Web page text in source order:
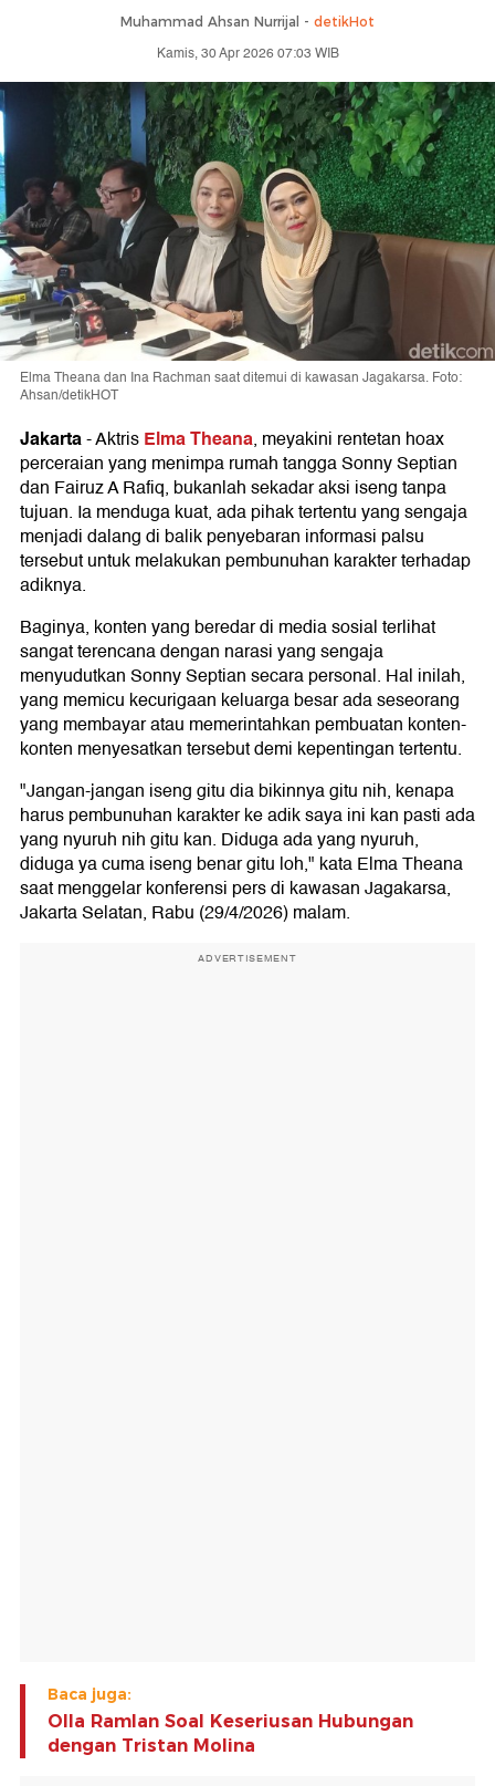
Muhammad Ahsan Nurrijal - detikHot
Kamis, 30 Apr 2026 07:03 WIB
Elma Theana dan Ina Rachman saat ditemui di kawasan Jagakarsa. Foto:
Ahsan/detikHOT
Jakarta-AktrisElma Theana, meyakini rentetan hoax
perceraian yang menimpa rumah tangga Sonny Septian
dan Fairuz A Rafiq, bukanlah sekadar aksi iseng tanpa
tujuan. Ia menduga kuat, ada pihak tertentu yang sengaja
menjadi dalang di balik penyebaran informasi palsu
tersebut untuk melakukan pembunuhan karakter terhadap
adiknya.
Baginya, konten yang beredar di media sosial terlihat
sangat terencana dengan narasi yang sengaja
menyudutkan Sonny Septian secara personal. Hal inilah,
yang memicu kecurigaan keluarga besar ada seseorang
yang membayar atau memerintahkan pembuatan konten-
konten menyesatkan tersebut demi kepentingan tertentu.
"Jangan-jangan iseng gitu dia bikinnya gitu nih, kenapa
harus pembunuhan karakter ke adik saya ini kan pasti ada
yang nyuruh nih gitu kan. Diduga ada yang nyuruh,
diduga ya cuma iseng benar gitu loh," kata Elma Theana
saat menggelar konferensi pers di kawasan Jagakarsa,
Jakarta Selatan, Rabu (29/4/2026) malam.
ADVERTISEMENT
Baca juga:
Olla Ramlan Soal Keseriusan Hubungan
dengan Tristan Molina